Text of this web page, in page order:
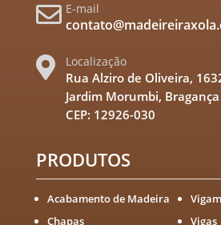
 E-mail
 Localização
Rua Alziro de Oliveira,
Jardim Morumbi,
CEP: 12926-030
PRODUTOS
Acabamento de Madeira
Chapas
Vigas